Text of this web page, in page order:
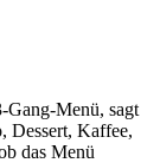
Gang-Menü, sagt
Dessert, Kaffee,
das Menü